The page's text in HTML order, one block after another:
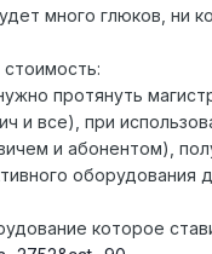
много глюков, ни
стоимость:
протянуть
и все), при
и абонентом),
оборудования
которое